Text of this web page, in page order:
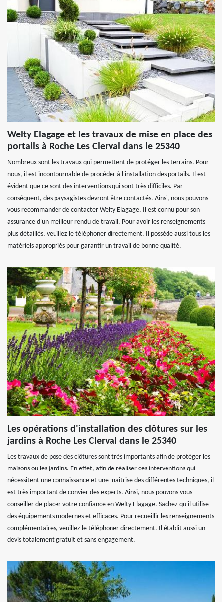
Welty Elagage et les travaux de mise en place des
portails à Roche Les Clerval dans le 25340
Nombreux sont les travaux qui permettent de protéger les terrains. Pour
nous, il est incontournable de procéder à l'installation des portails. Il est
évident que ce sont des interventions qui sont très difficiles. Par
conséquent, des paysagistes devront être contactés. Ainsi, nous pouvons
vous recommander de contacter Welty Elagage. Il est connu pour son
assurance d'un meilleur rendu de travail. Pour avoir les renseignements
plus détaillés, veuillez le téléphoner directement. Il possède aussi tous les
matériels appropriés pour garantir un travail de bonne qualité.
Les opérations d'installation des clôtures sur les
jardins à Roche Les Clerval dans le 25340
Les travaux de pose des clôtures sont très importants afin de protéger les
maisons ou les jardins. En effet, afin de réaliser ces interventions qui
nécessitent une connaissance et une maîtrise des différentes techniques, il
est très important de convier des experts. Ainsi, nous pouvons vous
conseiller de placer votre confiance en Welty Elagage. Sachez qu'il utilise
des équipements modernes et efficaces. Pour recueillir les renseignements
complémentaires, veuillez le téléphoner directement. Il établit aussi un
devis totalement gratuit et sans engagement.